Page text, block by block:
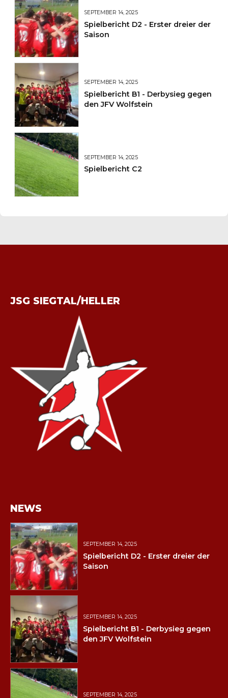
SEPTEMBER 14, 2025
Spielbericht D2 - Erster dreier der
Saison
SEPTEMBER 14, 2025
Spielbericht B1 - Derbysieg gegen
den JFV Wolfstein
SEPTEMBER 14, 2025
Spielbericht C2
JSG SIEGTAL/HELLER
NEWS
SEPTEMBER 14, 2025
Spielbericht D2 - Erster dreier der
Saison
SEPTEMBER 14, 2025
Spielbericht B1 - Derbysieg gegen
den JFV Wolfstein
SEPTEMBER 14, 2025